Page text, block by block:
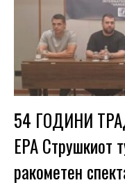
54 ГОДИНИ
ЕРА Струшкиот
ракометен